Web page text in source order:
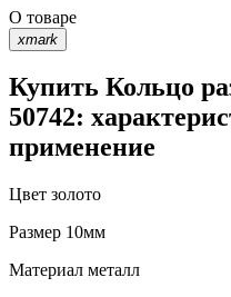
О товаре
xmark
Купить Кольцо
50742:
применение
Цвет золото
Размер 10мм
Материал металл